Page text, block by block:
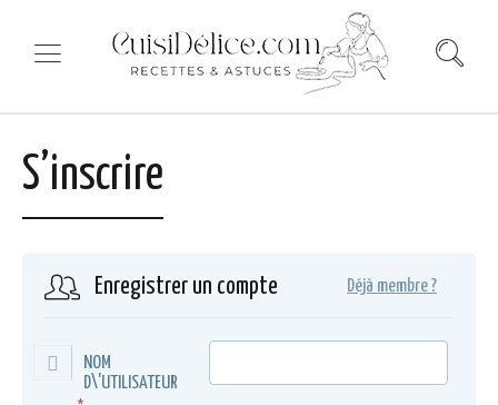
S’inscrire
Enregistrer un compte Déjà membre ?
NOM
D\'UTILISATEUR